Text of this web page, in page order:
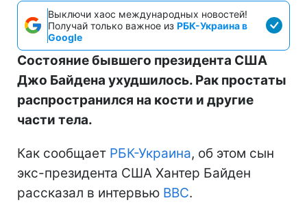
Выключи хаос международных новостей!
Получай только важное из РБК-Украина в
Google
Состояние бывшего президента США
Джо Байдена ухудшилось. Рак простаты
распространился на кости и другие
части тела.
Как сообщает РБК-Украина, об этом сын
экс-президента США Хантер Байден
рассказал в интервью BBC.